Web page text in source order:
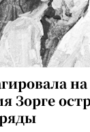
Зорге